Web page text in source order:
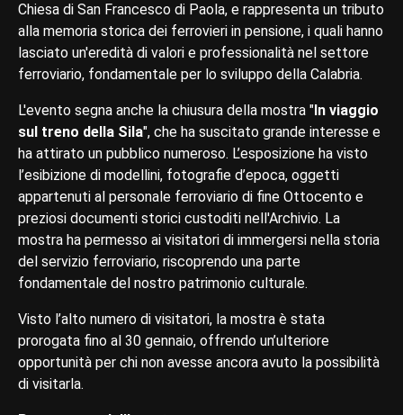
Chiesa di San Francesco di Paola, e rappresenta un tributo
alla memoria storica dei ferrovieri in pensione, i quali hanno
lasciato un'eredità di valori e professionalità nel settore
ferroviario, fondamentale per lo sviluppo della Calabria.
L'evento segna anche la chiusura della mostra "In viaggio
sul treno della Sila", che ha suscitato grande interesse e
ha attirato un pubblico numeroso. L’esposizione ha visto
l’esibizione di modellini, fotografie d’epoca, oggetti
appartenuti al personale ferroviario di fine Ottocento e
preziosi documenti storici custoditi nell'Archivio. La
mostra ha permesso ai visitatori di immergersi nella storia
del servizio ferroviario, riscoprendo una parte
fondamentale del nostro patrimonio culturale.
Visto l’alto numero di visitatori, la mostra è stata
prorogata fino al 30 gennaio, offrendo un’ulteriore
opportunità per chi non avesse ancora avuto la possibilità
di visitarla.